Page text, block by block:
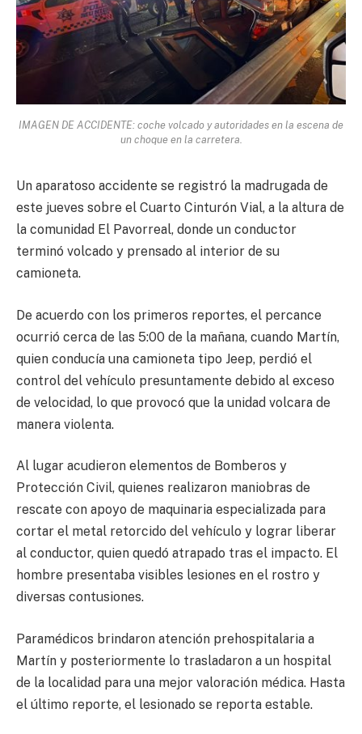
IMAGEN DE ACCIDENTE: coche volcado y autoridades en la escena de
un choque en la carretera.
Un aparatoso accidente se registró la madrugada de
este jueves sobre el Cuarto Cinturón Vial, a la altura de
la comunidad El Pavorreal, donde un conductor
terminó volcado y prensado al interior de su
camioneta.
De acuerdo con los primeros reportes, el percance
ocurrió cerca de las 5:00 de la mañana, cuando Martín,
quien conducía una camioneta tipo Jeep, perdió el
control del vehículo presuntamente debido al exceso
de velocidad, lo que provocó que la unidad volcara de
manera violenta.
Al lugar acudieron elementos de Bomberos y
Protección Civil, quienes realizaron maniobras de
rescate con apoyo de maquinaria especializada para
cortar el metal retorcido del vehículo y lograr liberar
al conductor, quien quedó atrapado tras el impacto. El
hombre presentaba visibles lesiones en el rostro y
diversas contusiones.
Paramédicos brindaron atención prehospitalaria a
Martín y posteriormente lo trasladaron a un hospital
de la localidad para una mejor valoración médica. Hasta
el último reporte, el lesionado se reporta estable.